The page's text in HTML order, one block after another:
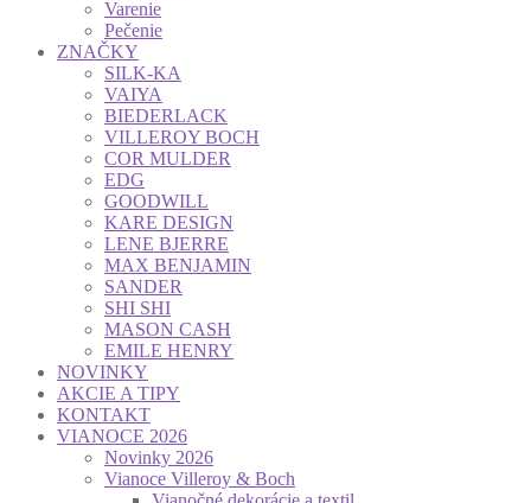
Varenie
Pečenie
ZNAČKY
SILK-KA
VAIYA
BIEDERLACK
VILLEROY BOCH
COR MULDER
EDG
GOODWILL
KARE DESIGN
LENE BJERRE
MAX BENJAMIN
SANDER
SHI SHI
MASON CASH
EMILE HENRY
NOVINKY
AKCIE A TIPY
KONTAKT
VIANOCE 2026
Novinky 2026
Vianoce Villeroy & Boch